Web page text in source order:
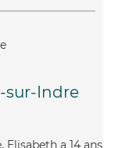
sur-Indre
a 14 ans